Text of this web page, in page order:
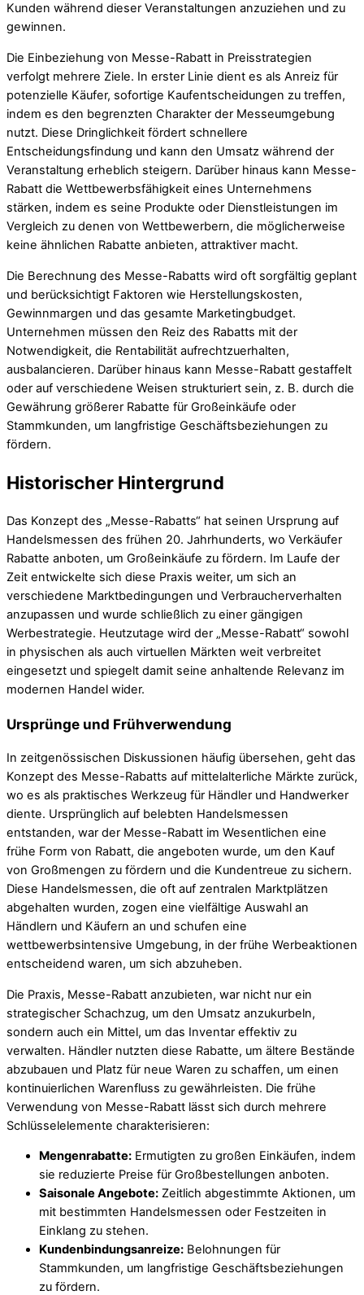
Kunden während dieser Veranstaltungen anzuziehen und zu
gewinnen.
Die Einbeziehung von Messe-Rabatt in Preisstrategien
verfolgt mehrere Ziele. In erster Linie dient es als Anreiz für
potenzielle Käufer, sofortige Kaufentscheidungen zu treffen,
indem es den begrenzten Charakter der Messeumgebung
nutzt. Diese Dringlichkeit fördert schnellere
Entscheidungsfindung und kann den Umsatz während der
Veranstaltung erheblich steigern. Darüber hinaus kann Messe-
Rabatt die Wettbewerbsfähigkeit eines Unternehmens
stärken, indem es seine Produkte oder Dienstleistungen im
Vergleich zu denen von Wettbewerbern, die möglicherweise
keine ähnlichen Rabatte anbieten, attraktiver macht.
Die Berechnung des Messe-Rabatts wird oft sorgfältig geplant
und berücksichtigt Faktoren wie Herstellungskosten,
Gewinnmargen und das gesamte Marketingbudget.
Unternehmen müssen den Reiz des Rabatts mit der
Notwendigkeit, die Rentabilität aufrechtzuerhalten,
ausbalancieren. Darüber hinaus kann Messe-Rabatt gestaffelt
oder auf verschiedene Weisen strukturiert sein, z. B. durch die
Gewährung größerer Rabatte für Großeinkäufe oder
Stammkunden, um langfristige Geschäftsbeziehungen zu
fördern.
Historischer Hintergrund
Das Konzept des „Messe-Rabatts“ hat seinen Ursprung auf
Handelsmessen des frühen 20. Jahrhunderts, wo Verkäufer
Rabatte anboten, um Großeinkäufe zu fördern. Im Laufe der
Zeit entwickelte sich diese Praxis weiter, um sich an
verschiedene Marktbedingungen und Verbraucherverhalten
anzupassen und wurde schließlich zu einer gängigen
Werbestrategie. Heutzutage wird der „Messe-Rabatt“ sowohl
in physischen als auch virtuellen Märkten weit verbreitet
eingesetzt und spiegelt damit seine anhaltende Relevanz im
modernen Handel wider.
Ursprünge und Frühverwendung
In zeitgenössischen Diskussionen häufig übersehen, geht das
Konzept des Messe-Rabatts auf mittelalterliche Märkte zurück,
wo es als praktisches Werkzeug für Händler und Handwerker
diente. Ursprünglich auf belebten Handelsmessen
entstanden, war der Messe-Rabatt im Wesentlichen eine
frühe Form von Rabatt, die angeboten wurde, um den Kauf
von Großmengen zu fördern und die Kundentreue zu sichern.
Diese Handelsmessen, die oft auf zentralen Marktplätzen
abgehalten wurden, zogen eine vielfältige Auswahl an
Händlern und Käufern an und schufen eine
wettbewerbsintensive Umgebung, in der frühe Werbeaktionen
entscheidend waren, um sich abzuheben.
Die Praxis, Messe-Rabatt anzubieten, war nicht nur ein
strategischer Schachzug, um den Umsatz anzukurbeln,
sondern auch ein Mittel, um das Inventar effektiv zu
verwalten. Händler nutzten diese Rabatte, um ältere Bestände
abzubauen und Platz für neue Waren zu schaffen, um einen
kontinuierlichen Warenfluss zu gewährleisten. Die frühe
Verwendung von Messe-Rabatt lässt sich durch mehrere
Schlüsselelemente charakterisieren:
Mengenrabatte: Ermutigten zu großen Einkäufen, indem
sie reduzierte Preise für Großbestellungen anboten.
Saisonale Angebote: Zeitlich abgestimmte Aktionen, um
mit bestimmten Handelsmessen oder Festzeiten in
Einklang zu stehen.
Kundenbindungsanreize: Belohnungen für
Stammkunden, um langfristige Geschäftsbeziehungen
zu fördern.